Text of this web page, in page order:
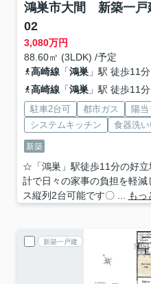
鴻巣市大間 新築一
02
3,080万円
88.60㎡ (3LDK) /予定
高崎線「鴻巣」駅 徒歩11分
高崎線「鴻巣」駅 徒歩11分
駐車2台可 都市ガス 陽
システムキッチン
食器洗
新築
☆「鴻巣」駅徒歩11分の好
計で日々の家事の負担を軽減
ス縦列2台可能です〇 ...
もっ
新築一戸建